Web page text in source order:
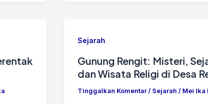
Sejarah
Gunung Rengit: Misteri,
dan Wisata Religi di Desa
Tinggalkan Komentar/ Sejarah / Mei Ika